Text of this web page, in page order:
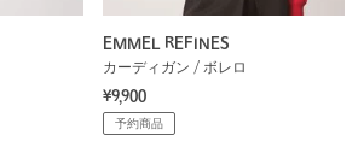
EMMEL REFINES
カーディガン / ボレロ
¥9,900
予約商品